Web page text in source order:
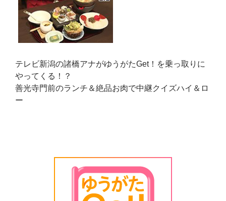
テレビ新潟の諸橋アナがゆうがたGet！を乗っ取りに
やってくる！？
善光寺門前のランチ＆絶品お肉で中継クイズハイ＆ロ
ー